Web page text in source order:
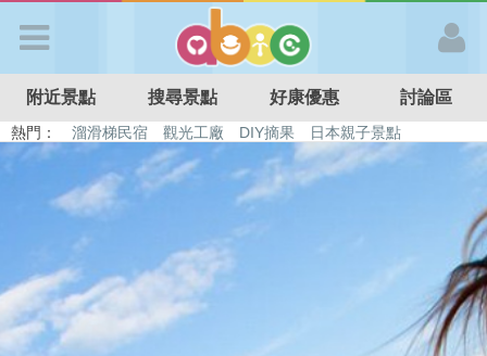
APP登入
首 頁
搜尋景點
好康優惠
附近景點 搜尋景點 好康優惠 討論區
熱門： 溜滑梯民宿 觀光工廠 DIY摘果
日本親子景點
特色遊戲場
親子住房優惠 台北親子餐廳 溫泉泡湯SPA